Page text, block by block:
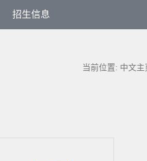
招生信息
当前位置: 中文主